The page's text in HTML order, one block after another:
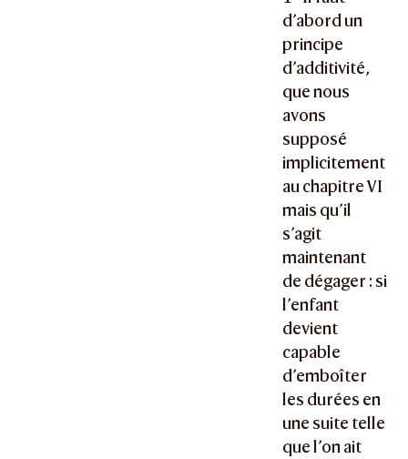
d’abord un
principe
d’additivité,
que nous
avons
supposé
implicitement
au chapitre VI
mais qu’il
s’agit
maintenant
de dégager : si
l’enfant
devient
capable
d’emboîter
les durées en
une suite telle
que l’on ait